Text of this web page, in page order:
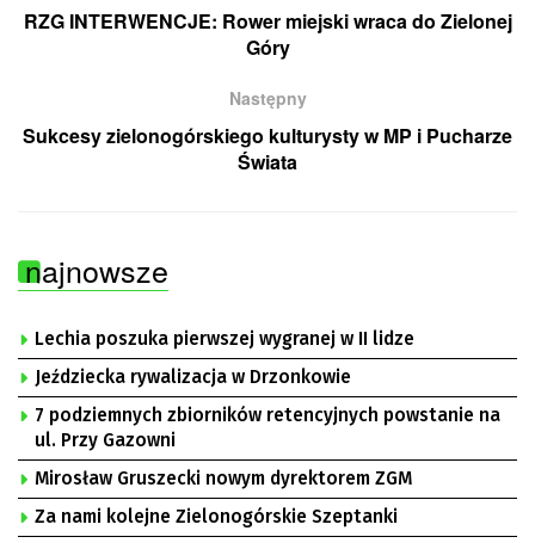
RZG INTERWENCJE: Rower miejski wraca do Zielonej
Góry
Następny
Sukcesy zielonogórskiego kulturysty w MP i Pucharze
Świata
najnowsze
Lechia poszuka pierwszej wygranej w II lidze
Jeździecka rywalizacja w Drzonkowie
7 podziemnych zbiorników retencyjnych powstanie na
ul. Przy Gazowni
Mirosław Gruszecki nowym dyrektorem ZGM
Za nami kolejne Zielonogórskie Szeptanki